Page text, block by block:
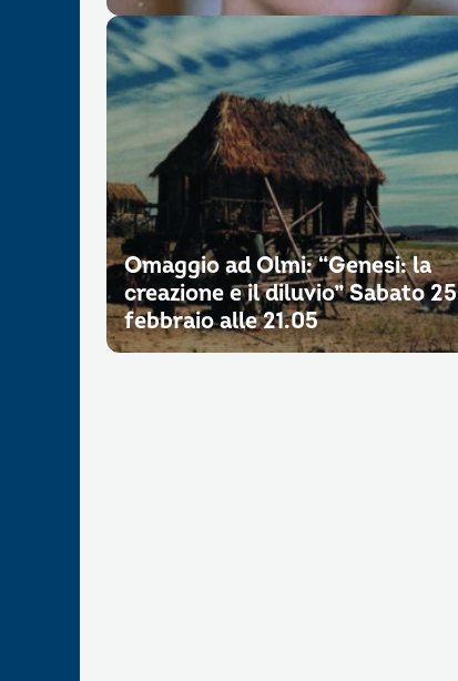
Omaggio ad Olmi: “Genesi: la
creazione e il diluvio” Sabato 25
febbraio alle 21.05